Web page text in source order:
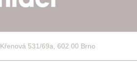
Křenová 531/69a, 602 00 Brno